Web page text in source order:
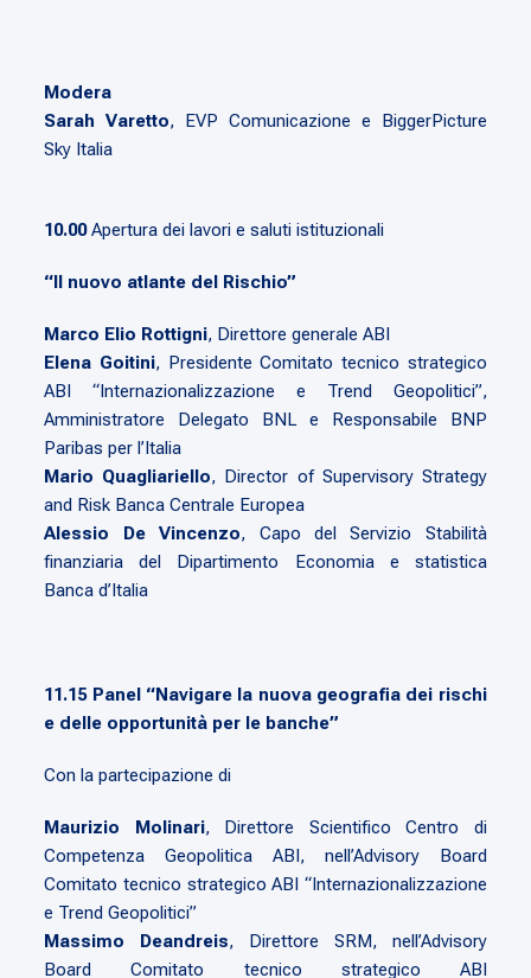
Modera
Sarah Varetto, EVP Comunicazione e BiggerPicture
Sky Italia
10.00Apertura dei lavori e saluti istituzionali
“Il nuovo atlante del Rischio”
Marco Elio Rottigni, Direttore generale ABI
Elena Goitini, Presidente Comitato tecnico strategico
ABI “Internazionalizzazione e Trend Geopolitici”,
Amministratore Delegato BNL e Responsabile BNP
Paribas per l’Italia
Mario Quagliariello, Director of Supervisory Strategy
and Risk Banca Centrale Europea
Alessio De Vincenzo, Capo del Servizio Stabilità
finanziaria del Dipartimento Economia e statistica
Banca d’Italia
11.15 Panel “Navigare la nuova geografia dei rischi
e delle opportunità per le banche”
Con la partecipazione di
Maurizio Molinari, Direttore Scientifico Centro di
Competenza Geopolitica ABI, nell’Advisory Board
Comitato tecnico strategico ABI “Internazionalizzazione
e Trend Geopolitici”
Massimo Deandreis, Direttore SRM, nell’Advisory
Board Comitato tecnico strategico ABI